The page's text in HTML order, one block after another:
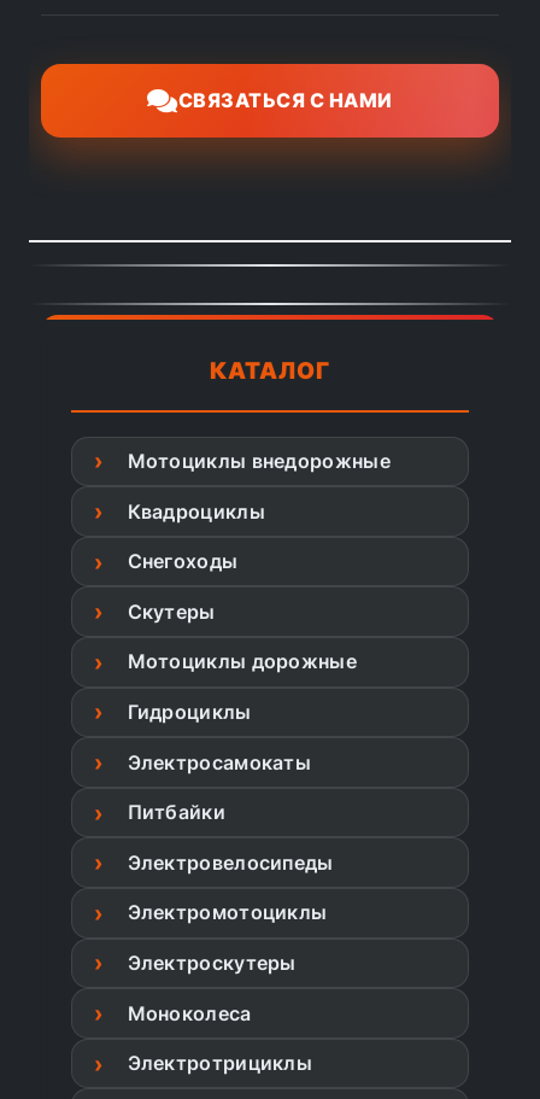
СВЯЗАТЬСЯ С НАМИ
КАТАЛОГ
Мотоциклы внедорожные
Квадроциклы
Снегоходы
Скутеры
Мотоциклы дорожные
Гидроциклы
Электросамокаты
Питбайки
Электровелосипеды
Электромотоциклы
Электроскутеры
Моноколеса
Электротрициклы